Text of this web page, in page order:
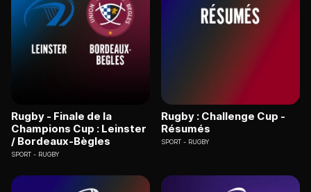
Rugby - Finale de la
Champions Cup : Leinster
/ Bordeaux-Bègles
SPORT RUGBY
Rugby : Challenge Cup -
Résumés
SPORT RUGBY